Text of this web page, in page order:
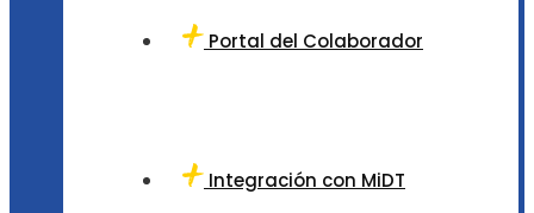
Portal del Colaborador
Integración con MiDT